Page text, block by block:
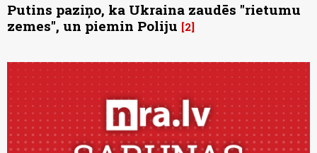
Putins paziņo, ka Ukraina zaudēs "rietumu
zemes", un piemin Poliju 2